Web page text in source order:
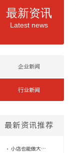
最新资讯
Latest news
企业新闻
行业新闻
最新资讯推荐
小店也能做大生意：长春快餐店品牌加盟如何靠标准化实现轻量化运营？